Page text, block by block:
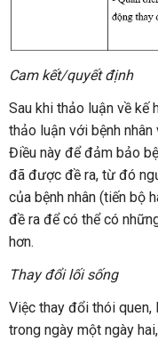
Cam kết/quyết định
Sau khi thảo luận về kế
thảo luận với bệnh
Điều này để đảm bảo
đã được đề ra, từ đó
của bệnh nhân (tiến bộ
đề ra để có thể có
hơn.
Thay đổi lối sống
Việc thay đổi thói
trong ngày một ngày